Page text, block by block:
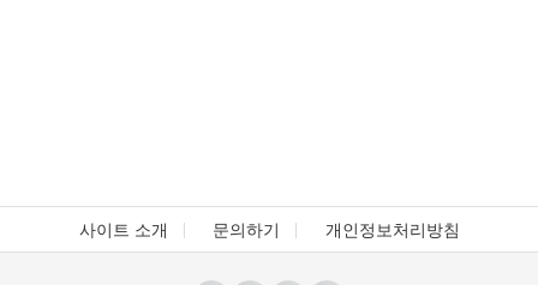
사이트 소개 문의하기 개인정보처리방침